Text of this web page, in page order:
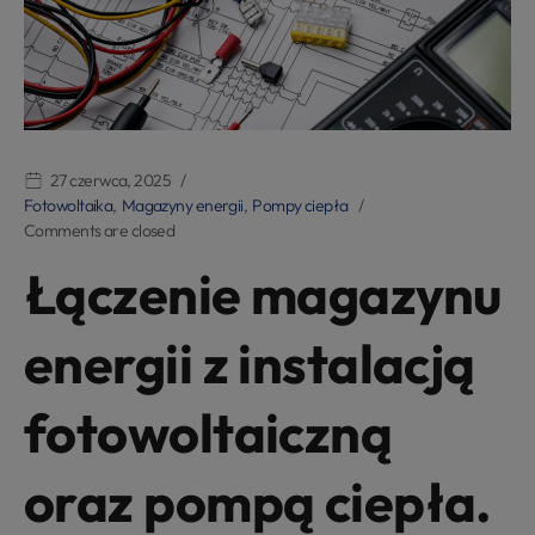
27 czerwca, 2025
Fotowoltaika, Magazyny energii, Pompy ciepła
Comments are closed
Łączenie magazynu
energii z instalacją
fotowoltaiczną
oraz pompą ciepła.